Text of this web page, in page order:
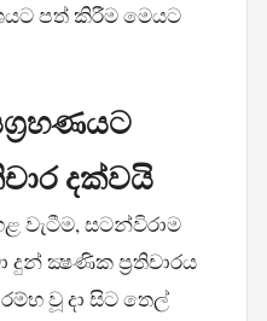
පත් කිරීම මෙයට
දක්වයි
වැටීම, සටන්විරාම
ක්‍ෂණික ප්‍රතිචාරය
වූ දා සිට තෙල්